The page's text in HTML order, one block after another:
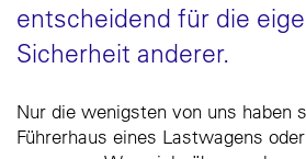
entscheidend für die
Sicherheit anderer.
Nur die wenigsten von uns haben
Führerhaus eines Lastwagens